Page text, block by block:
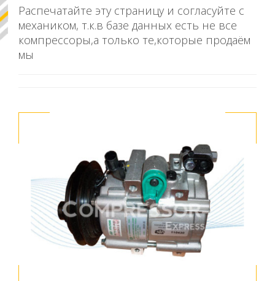
Распечатайте эту страницу и согласуйте с
механиком, т.к.в базе данных есть не все
компрессоры,а только те,которые продаём
мы